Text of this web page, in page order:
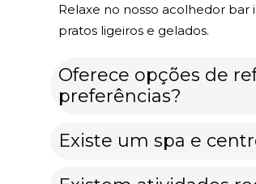
Relaxe no nosso acolhedor bar
pratos ligeiros e gelados.
Oferece opções de
preferências?
Existe um spa e